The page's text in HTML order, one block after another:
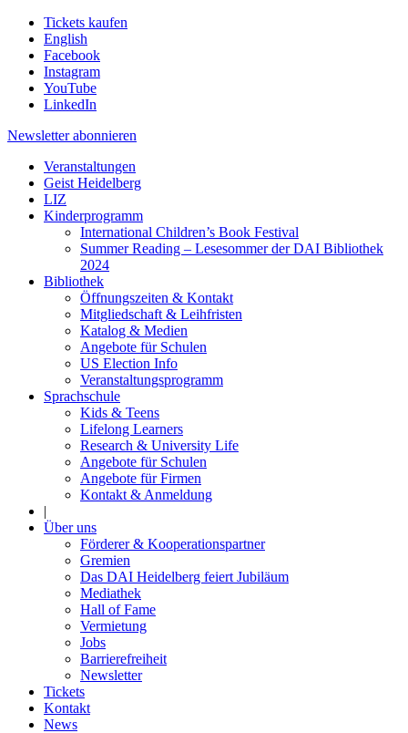
Tickets kaufen
English
Facebook
Instagram
YouTube
LinkedIn
Newsletter abonnieren
Veranstaltungen
Geist Heidelberg
LIZ
Kinderprogramm
International Children’s Book Festival
Summer Reading – Lesesommer der DAI Bibliothek
2024
Bibliothek
Öffnungszeiten & Kontakt
Mitgliedschaft & Leihfristen
Katalog & Medien
Angebote für Schulen
US Election Info
Veranstaltungsprogramm
Sprachschule
Kids & Teens
Lifelong Learners
Research & University Life
Angebote für Schulen
Angebote für Firmen
Kontakt & Anmeldung
|
Über uns
Förderer & Kooperationspartner
Gremien
Das DAI Heidelberg feiert Jubiläum
Mediathek
Hall of Fame
Vermietung
Jobs
Barrierefreiheit
Newsletter
Tickets
Kontakt
News